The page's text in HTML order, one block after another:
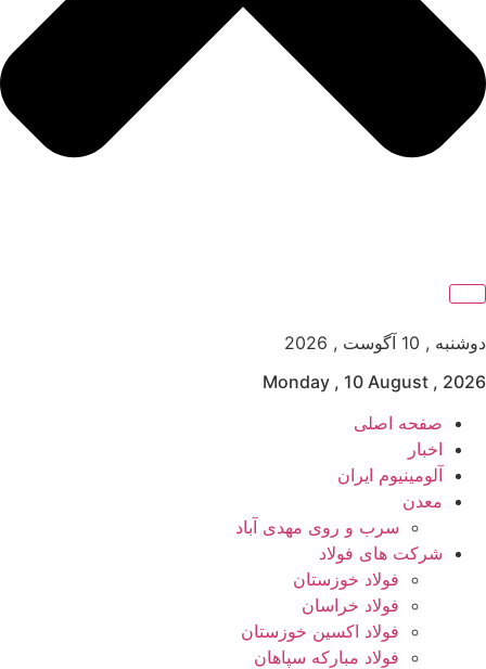
دوشنبه , 10 آگوست , 2026
Monday , 10 August , 2026
صفحه اصلی
اخبار
آلومینیوم ایران
معدن
سرب و روی مهدی آباد
شرکت های فولاد
فولاد خوزستان
فولاد خراسان
فولاد اکسین خوزستان
فولاد مبارکه سپاهان